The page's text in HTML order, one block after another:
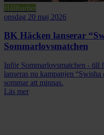
Hållbarhet
onsdag 20 maj 2026
BK Häcken lanserar
Sommarlovsmatchen
Inför Sommarlovsmatchen - till
lanseras nu kampanjen
sommar att minnas.
Läs mer